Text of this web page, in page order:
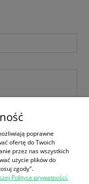
wyślij
poprawne
ofertę do Twoich
przez nas wszystkich
użycie plików do
zgody".
Polityce prywatności.